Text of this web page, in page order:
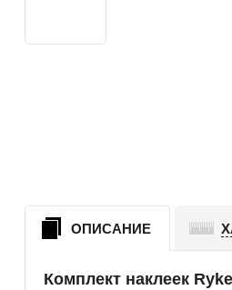
ОПИСАНИЕ
Комплект наклеек